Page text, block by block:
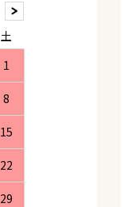
土
1
8
15
22
29